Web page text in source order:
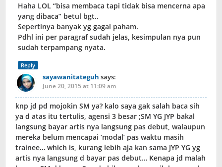
Haha LOL “bisa membaca tapi tidak bisa mencerna apa
yang dibaca” betul bgt..
Sepertinya banyak yg gagal paham.
Pdhl ini per paragraf sudah jelas, kesimpulan nya pun
sudah terpampang nyata.
Reply
sayawanitateguh says:
June 20, 2015 at 11:09 am
knp jd pd mojokin SM ya? kalo saya gak salah baca sih
ya d atas itu tertulis, agensi 3 besar ;SM YG JYP bakal
langsung bayar artis nya langsung pas debut, walaupun
mereka belum mencapai ‘modal’ pas waktu masih
trainee… which is, kurang lebih aja kan sama JYP YG yg
artis nya langsung d bayar pas debut… Kenapa jd malah